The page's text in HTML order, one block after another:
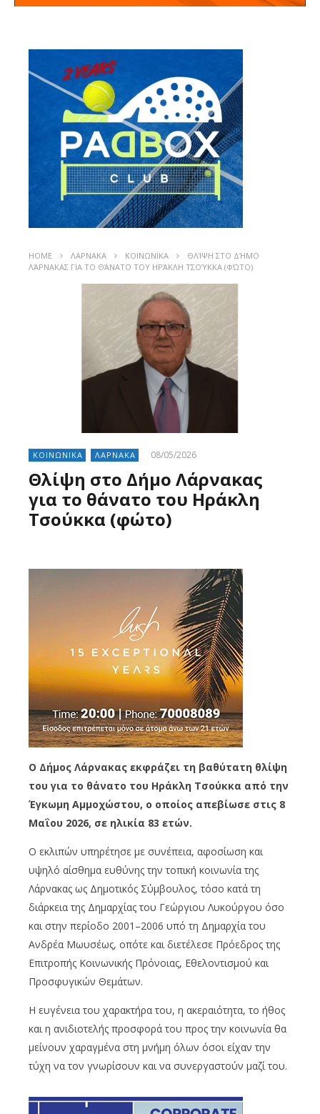
HOME ΛΑΡΝΑΚΑ ΚΟΙΝΩΝΙΚΑ
ΘΛΊΨΗ ΣΤΟ ΔΉΜΟ
ΛΆΡΝΑΚΑΣ ΓΙΑ ΤΟ ΘΆΝΑΤΟ ΤΟΥ ΗΡΆΚΛΗ ΤΣΟΎΚΚΑ (ΦΏΤΟ)
ΚΟΙΝΩΝΙΚΑ ΛΑΡΝΑΚΑ 08/05/2026
Θλίψη στο Δήμο Λάρνακας
για το θάνατο του Ηράκλη
Τσούκκα (φώτο)
Ο Δήμος Λάρνακας εκφράζει τη βαθύτατη θλίψη
του για το θάνατο του Ηράκλη Τσούκκα από την
Έγκωμη Αμμοχώστου, ο οποίος απεβίωσε στις 8
Μαΐου 2026, σε ηλικία 83 ετών.
Ο εκλιπών υπηρέτησε με συνέπεια, αφοσίωση και
υψηλό αίσθημα ευθύνης την τοπική κοινωνία της
Λάρνακας ως Δημοτικός Σύμβουλος, τόσο κατά τη
διάρκεια της Δημαρχίας του Γεώργιου Λυκούργου όσο
και στην περίοδο 2001–2006 υπό τη Δημαρχία του
Ανδρέα Μωυσέως, οπότε και διετέλεσε Πρόεδρος της
Επιτροπής Κοινωνικής Πρόνοιας, Εθελοντισμού και
Προσφυγικών Θεμάτων.
Η ευγένεια του χαρακτήρα του, η ακεραιότητα, το ήθος
και η ανιδιοτελής προσφορά του προς την κοινωνία θα
μείνουν χαραγμένα στη μνήμη όλων όσοι είχαν την
τύχη να τον γνωρίσουν και να συνεργαστούν μαζί του.